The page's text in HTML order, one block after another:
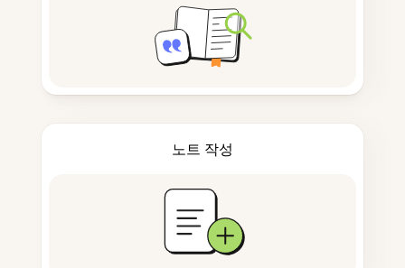
노트 작성